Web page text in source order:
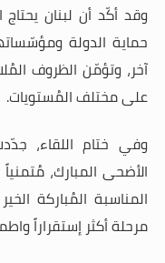
وقد أكّد أن لبنان
حماية الدولة
آخر، وتؤمّن الظروف
على مختلف المُستويات.
وفي ختام اللقاء،
الأضحى المبارك،
المناسبة المُباركة
مرحلة أكثر إستقراراً